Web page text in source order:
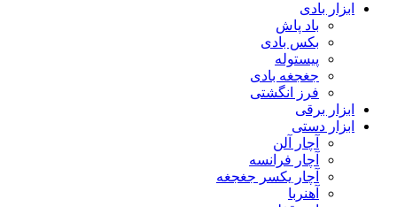
ابزار بادی
باد پاش
بکس بادی
پیستوله
جغجغه بادی
فرز انگشتی
ابزار برقی
ابزار دستی
آچار آلن
آچار فرانسه
آچار یکسر جغجغه
آهنربا